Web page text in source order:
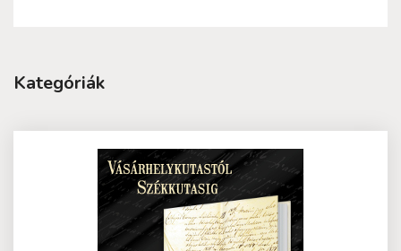
Kategóriák